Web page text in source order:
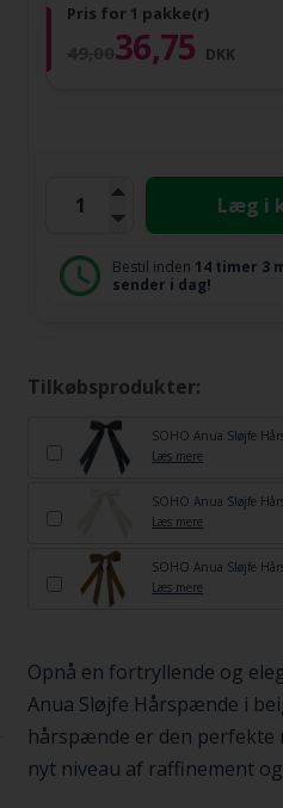
Pris for 1 pakke(r)
36,75 DKK
Læg i
Bestil inden 14 timer 3
sender i dag!
Tilkøbsprodukter:
SOHO Anua Sløjfe
Læs mere
SOHO Anua Sløjfe
Læs mere
SOHO Anua Sløjfe
Læs mere
Opnå en fortryllende og
Anua Sløjfe Hårspænde i
hårspænde er den
nyt niveau af raffinement